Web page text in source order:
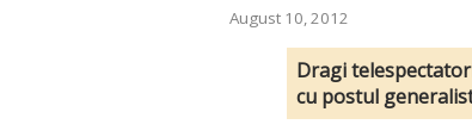
August 10, 2012
Dragi
cu postul